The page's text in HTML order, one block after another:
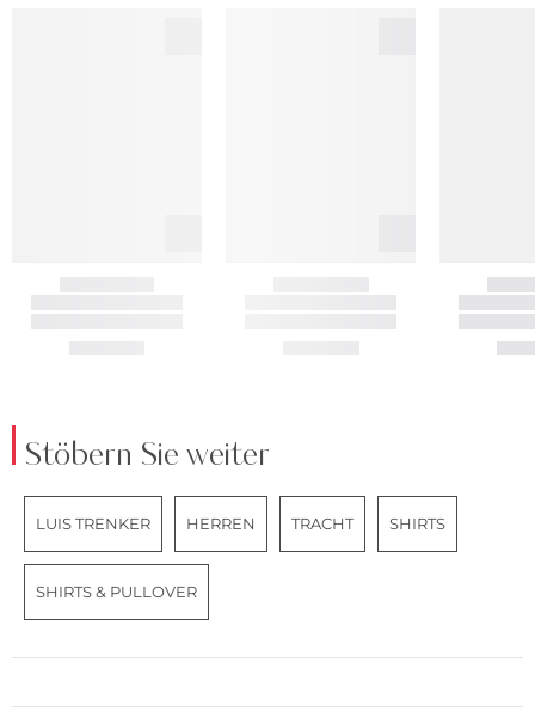
Stöbern Sie weiter
LUIS TRENKER HERREN TRACHT SHIRTS
SHIRTS & PULLOVER